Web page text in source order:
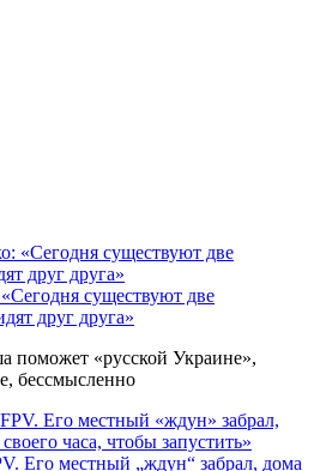
существуют две
друг друга»
поможет «русской Украине»,
бессмысленно
Его местный „ждун“ забрал, дома